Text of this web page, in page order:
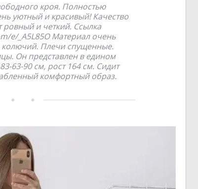
кроя. Полностью
уютный и красивый! Качество
ровный и четкий. Ссылка
e/_A5L85O Материал очень
колючий. Плечи спущенные.
Он представлен в едином
63-90 см, рост 164 см. Сидит
комфортный образ.